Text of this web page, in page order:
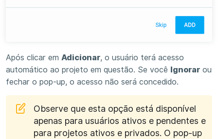
Após clicar em Adicionar, o usuário terá acesso
automático ao projeto em questão. Se você
Ignorar ou
fechar o pop-up, o acesso não será concedido.
Observe que esta opção está disponível
apenas para usuários ativos e pendentes e
para projetos ativos e privados. O pop-up